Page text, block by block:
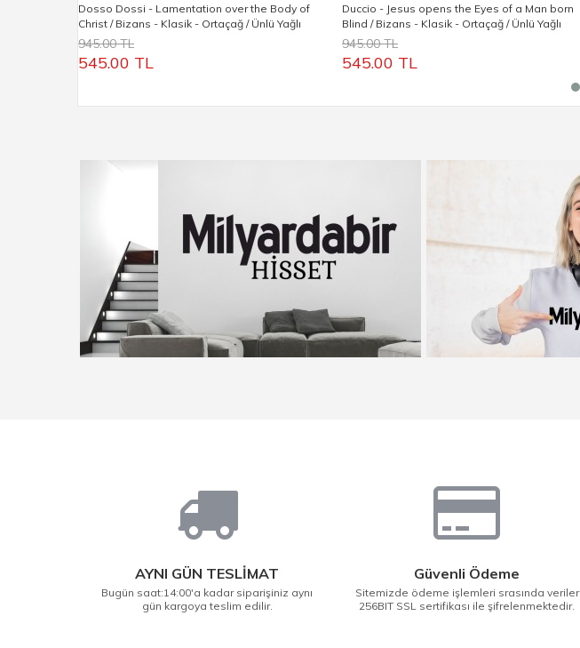
Dosso Dossi - Lamentation over the Body of
Christ / Bizans - Klasik - Ortaçağ / Ünlü Yağlı
Boya Tablolar
945.00 TL
545.00 TL
Duccio - Jesus opens the Eyes of a Man born
Blind / Bizans - Klasik - Ortaçağ / Ünlü Yağlı
Boya Tablolar
945.00 TL
545.00 TL
AYNI GÜN TESLİMAT
Bugün saat:14:00'a kadar siparişiniz aynı
gün kargoya teslim edilir.
Güvenli Ödeme
Sitemizde ödeme işlemleri srasında veriler
256BIT SSL sertifikası ile şifrelenmektedir.